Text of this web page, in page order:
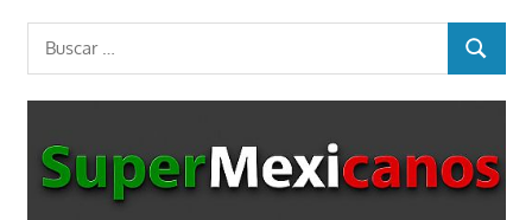
Buscar:
BUSCAR